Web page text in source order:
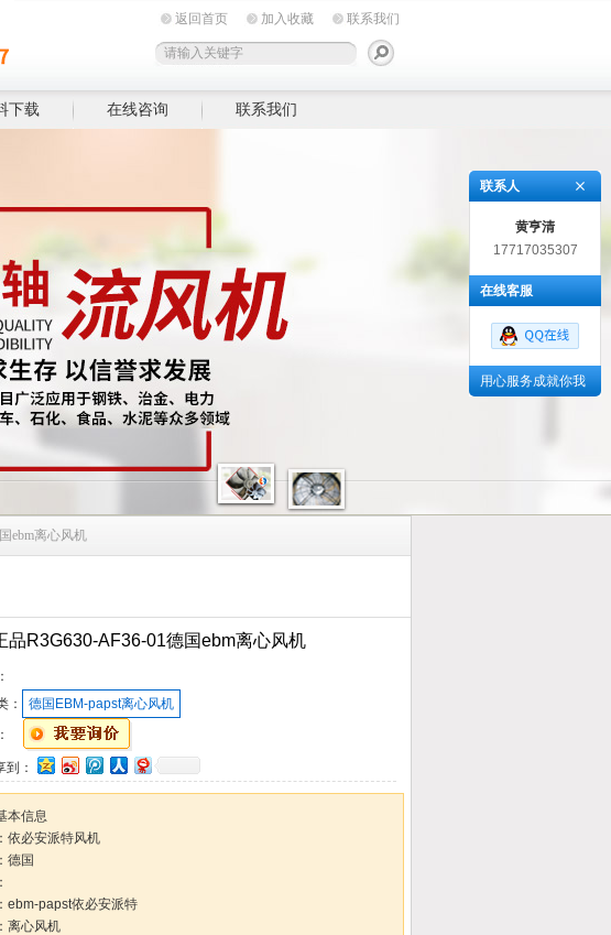
返回首页 加入收藏 联系我们
下载 在线咨询 联系我们
ebm离心风机
品R3G630-AF36-01德国ebm离心风机
：
德国EBM-papst离心风机
到：
本信息
依必安派特风机
德国
ebm-papst依必安派特
离心风机
联系人
黄亨清
17717035307
在线客服
用心服务成就你我